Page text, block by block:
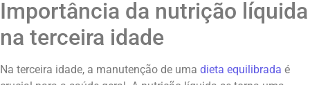
Importância da nutrição líquida
na terceira idade
Na terceira idade, a manutenção de uma dieta equilibrada é